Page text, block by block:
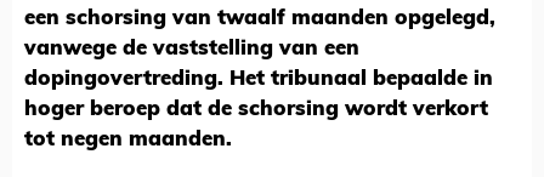
een schorsing van twaalf maanden opgelegd,
vanwege de vaststelling van een
dopingovertreding. Het tribunaal bepaalde in
hoger beroep dat de schorsing wordt verkort
tot negen maanden.